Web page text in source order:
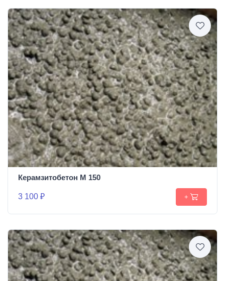
Керамзитобетон М 150
3 100 ₽ +